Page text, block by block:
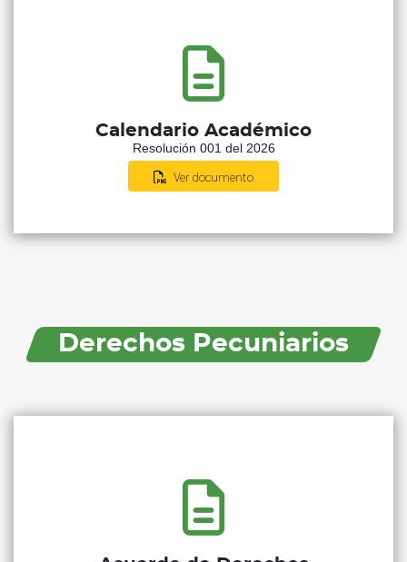
Calendario Académico
Resolución 001 del 2026
Ver documento
Derechos Pecuniarios